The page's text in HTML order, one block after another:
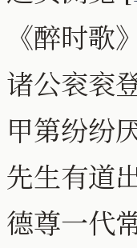
《醉时歌
诸公衮衮
甲第纷纷
先生有道
德尊一代